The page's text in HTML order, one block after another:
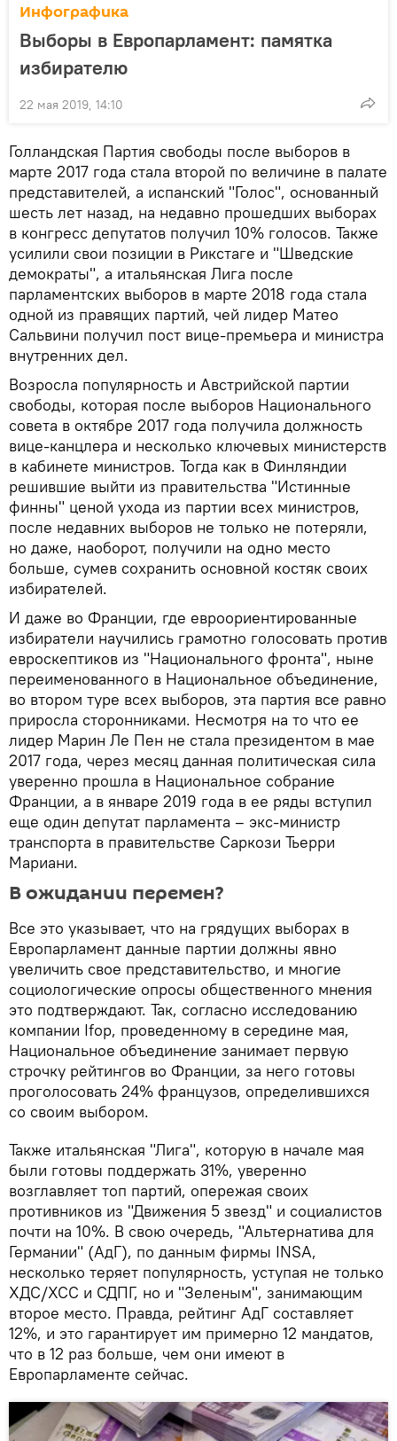
Инфографика
Выборы в Европарламент: памятка
избирателю
22 мая 2019, 14:10
Голландская Партия свободы после выборов в
марте 2017 года стала второй по величине в палате
представителей, а испанский "Голос", основанный
шесть лет назад, на недавно прошедших выборах
в конгресс депутатов получил 10% голосов. Также
усилили свои позиции в Рикстаге и "Шведские
демократы", а итальянская Лига после
парламентских выборов в марте 2018 года стала
одной из правящих партий, чей лидер Матео
Сальвини получил пост вице-премьера и министра
внутренних дел.
Возросла популярность и Австрийской партии
свободы, которая после выборов Национального
совета в октябре 2017 года получила должность
вице-канцлера и несколько ключевых министерств
в кабинете министров. Тогда как в Финляндии
решившие выйти из правительства "Истинные
финны" ценой ухода из партии всех министров,
после недавних выборов не только не потеряли,
но даже, наоборот, получили на одно место
больше, сумев сохранить основной костяк своих
избирателей.
И даже во Франции, где евроориентированные
избиратели научились грамотно голосовать против
евроскептиков из "Национального фронта", ныне
переименованного в Национальное объединение,
во втором туре всех выборов, эта партия все равно
приросла сторонниками. Несмотря на то что ее
лидер Марин Ле Пен не стала президентом в мае
2017 года, через месяц данная политическая сила
уверенно прошла в Национальное собрание
Франции, а в январе 2019 года в ее ряды вступил
еще один депутат парламента – экс-министр
транспорта в правительстве Саркози Тьерри
Мариани.
В ожидании перемен?
Все это указывает, что на грядущих выборах в
Европарламент данные партии должны явно
увеличить свое представительство, и многие
социологические опросы общественного мнения
это подтверждают. Так, согласно исследованию
компании Ifop, проведенному в середине мая,
Национальное объединение занимает первую
строчку рейтингов во Франции, за него готовы
проголосовать 24% французов, определившихся
со своим выбором.
Также итальянская "Лига", которую в начале мая
были готовы поддержать 31%, уверенно
возглавляет топ партий, опережая своих
противников из "Движения 5 звезд" и социалистов
почти на 10%. В свою очередь, "Альтернатива для
Германии" (АдГ), по данным фирмы INSA,
несколько теряет популярность, уступая не только
ХДС/ХСС и СДПГ, но и "Зеленым", занимающим
второе место. Правда, рейтинг АдГ составляет
12%, и это гарантирует им примерно 12 мандатов,
что в 12 раз больше, чем они имеют в
Европарламенте сейчас.